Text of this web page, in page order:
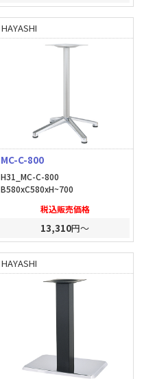
HAYASHI
MC-C-800
H31_MC-C-800
B580xC580xH~700
税込販売価格
13,310円～
HAYASHI